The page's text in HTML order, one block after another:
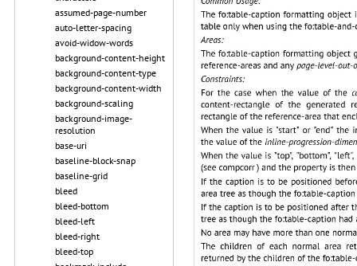
assumed-page-number
auto-letter-spacing
avoid-widow-words
background-content-height
background-content-type
background-content-width
background-scaling
background-image-
resolution
base-uri
baseline-block-snap
baseline-grid
bleed
bleed-bottom
bleed-left
bleed-right
bleed-top